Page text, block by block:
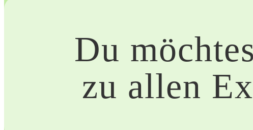
Du
zu allen